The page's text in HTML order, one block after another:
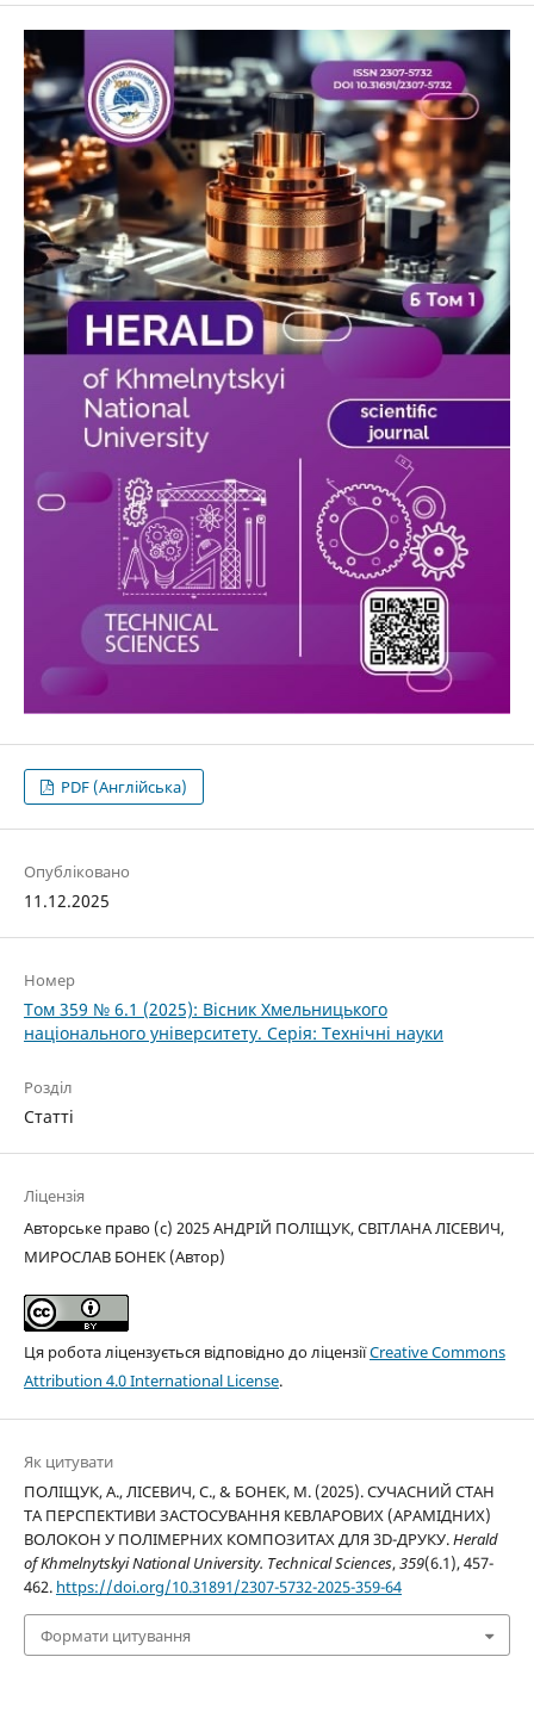
PDF (Англійська)
Опубліковано
11.12.2025
Номер
Том 359 № 6.1 (2025): Вісник Хмельницького
національного університету. Серія: Технічні науки
Розділ
Статті
Ліцензія
Авторське право (c) 2025 АНДРІЙ ПОЛІЩУК, СВІТЛАНА ЛІСЕВИЧ,
МИРОСЛАВ БОНЕК (Автор)
Ця робота ліцензується відповідно до ліцензіїCreative Commons
Attribution 4.0 International License.
Як цитувати
ПОЛІЩУК, А., ЛІСЕВИЧ, С., & БОНЕК, М. (2025). СУЧАСНИЙ СТАН
ТА ПЕРСПЕКТИВИ ЗАСТОСУВАННЯ КЕВЛАРОВИХ (АРАМІДНИХ)
ВОЛОКОН У ПОЛІМЕРНИХ КОМПОЗИТАХ ДЛЯ 3D-ДРУКУ.Herald
of Khmelnytskyi National University. Technical Sciences,359(6.1), 457-
462. https://doi.org/10.31891/2307-5732-2025-359-64
Формати цитування